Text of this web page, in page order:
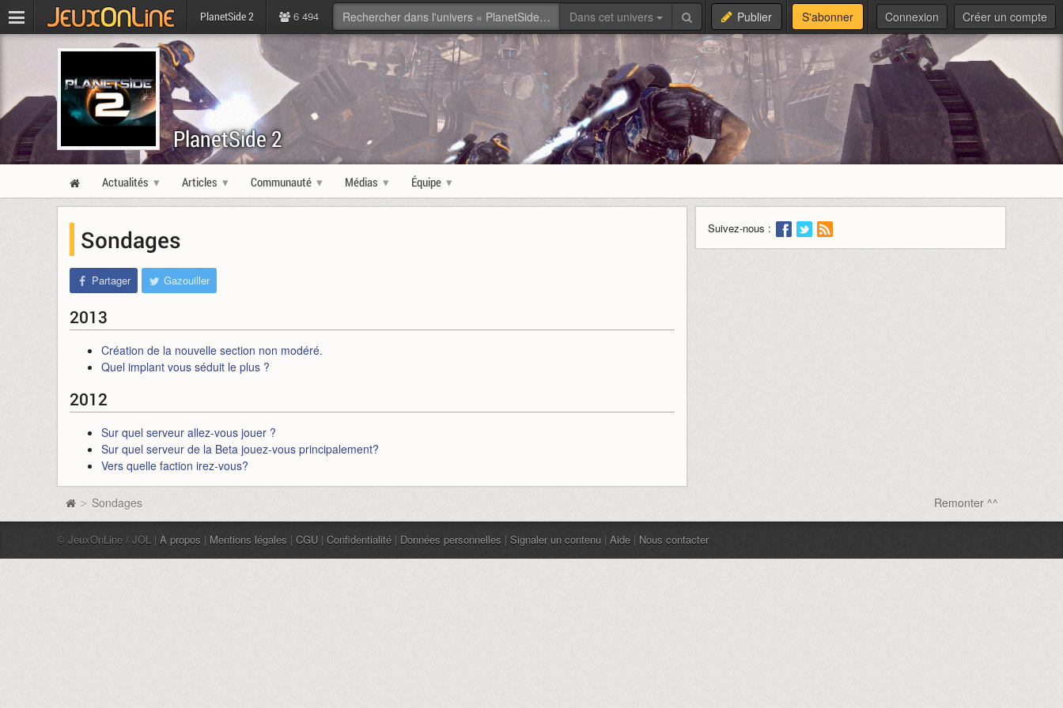
PlanetSide 2 6 494 Dans cet univers Publier S'abonner Connexion Créer un compte
PlanetSide 2
Actualités Articles Communauté Médias Équipe
Sondages
Partager Gazouiller
2013
Création de la nouvelle section non modéré.
Quel implant vous séduit le plus ?
2012
Sur quel serveur allez-vous jouer ?
Sur quel serveur de la Beta jouez-vous principalement?
Vers quelle faction irez-vous?
Suivez-nous :
Remonter ^^
> Sondages
© JeuxOnLine / JOL | À propos | Mentions légales | CGU | Confidentialité | Données personnelles | Signaler un contenu | Aide | Nous contacter